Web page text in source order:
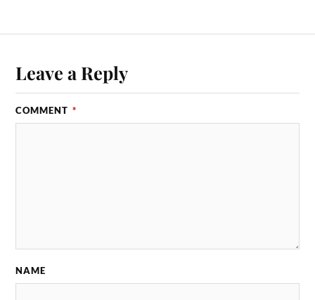
Leave a Reply
COMMENT *
NAME